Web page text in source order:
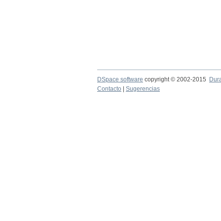
DSpace software copyright © 2002-2015
Contacto
Sugerencias